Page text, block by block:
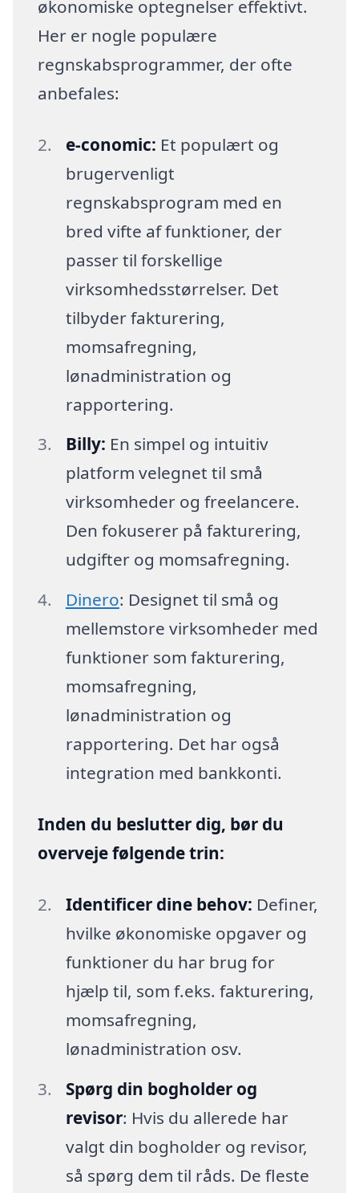
økonomiske optegnelser effektivt.
Her er nogle populære
regnskabsprogrammer, der ofte
anbefales:
e-conomic: Et populært og
brugervenligt
regnskabsprogram med en
bred vifte af funktioner, der
passer til forskellige
virksomhedsstørrelser. Det
tilbyder fakturering,
momsafregning,
lønadministration og
rapportering.
Billy: En simpel og intuitiv
platform velegnet til små
virksomheder og freelancere.
Den fokuserer på fakturering,
udgifter og momsafregning.
Dinero: Designet til små og
mellemstore virksomheder med
funktioner som fakturering,
momsafregning,
lønadministration og
rapportering. Det har også
integration med bankkonti.
Inden du beslutter dig, bør du
overveje følgende trin:
Identificer dine behov: Definer,
hvilke økonomiske opgaver og
funktioner du har brug for
hjælp til, som f.eks. fakturering,
momsafregning,
lønadministration osv.
Spørg din bogholder og
revisor: Hvis du allerede har
valgt din bogholder og revisor,
så spørg dem til råds. De fleste